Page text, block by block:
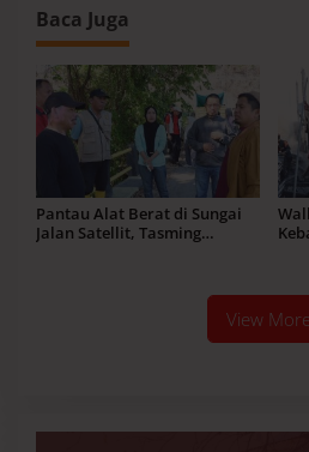
Baca Juga
Pantau Alat Berat di Sungai
Jalan Satellit, Tasming
View More